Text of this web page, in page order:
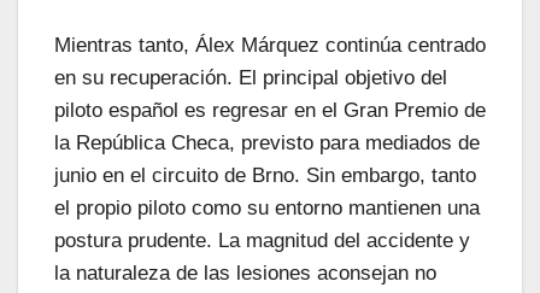
Mientras tanto, Álex Márquez continúa centrado
en su recuperación. El principal objetivo del
piloto español es regresar en el Gran Premio de
la República Checa, previsto para mediados de
junio en el circuito de Brno. Sin embargo, tanto
el propio piloto como su entorno mantienen una
postura prudente. La magnitud del accidente y
la naturaleza de las lesiones aconsejan no